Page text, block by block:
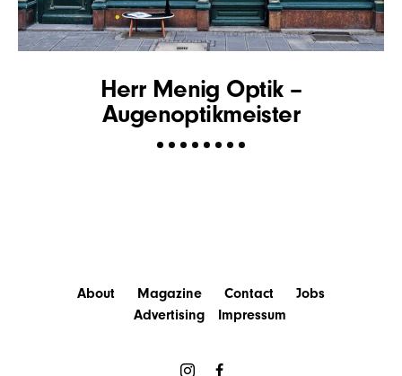
Herr Menig Optik –
Augenoptikmeister
About Magazine Contact
Jobs
Advertising
Impressum